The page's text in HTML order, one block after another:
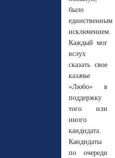
было
единственным
исключением.
Каждый мог
вслух
сказать свое
казачье
«Любо» в
поддержку
того или
иного
кандидата.
Кандидаты
по очереди